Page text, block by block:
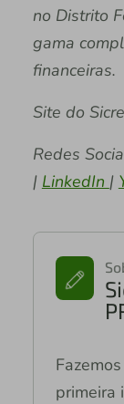
no Distrito
gama
financeiras.
Site do
Redes
| LinkedIn |
primeira